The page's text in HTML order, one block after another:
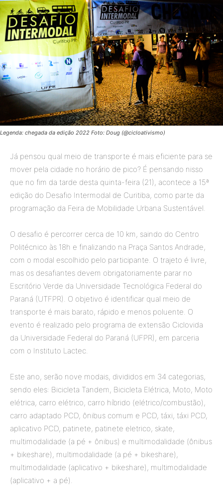
Legenda: chegada da edição 2022 Foto: Doug (@cicloativismo)
Já pensou qual meio de transporte é mais eficiente para se
mover pela cidade no horário de pico? É pensando nisso
que no fim da tarde desta quinta-feira (21), acontece a 15ª
edição do Desafio Intermodal de Curitiba, como parte da
programação da Feira de Mobilidade Urbana Sustentável.
O desafio é percorrer cerca de 10 km, saindo do Centro
Politécnico às 18h e finalizando na Praça Santos Andrade,
com o modal escolhido pelo participante. O trajeto é livre,
mas os desafiantes devem obrigatoriamente parar no
Escritório Verde da Universidade Tecnológica Federal do
Paraná (UTFPR). O objetivo é identificar qual meio de
transporte é mais barato, rápido e menos poluente. O
evento é realizado pelo programa de extensão Ciclovida
da Universidade Federal do Paraná (UFPR), em parceria
com o Instituto Lactec.
Este ano, serão nove modais, divididos em 34 categorias,
sendo eles: Bicicleta Tandem, Bicicleta Elétrica, Moto, Moto
elétrica, carro elétrico, carro híbrido (elétrico/combustão),
carro adaptado PCD, ônibus comum e PCD, táxi, táxi PCD,
aplicativo PCD, patinete, patinete eletrico, skate,
multimodalidade (a pé + ônibus) e multimodalidade (ônibus
+ bikeshare), multimodalidade (a pé + bikeshare),
multimodalidade (aplicativo + bikeshare), multimodalidade
(aplicativo + a pé).